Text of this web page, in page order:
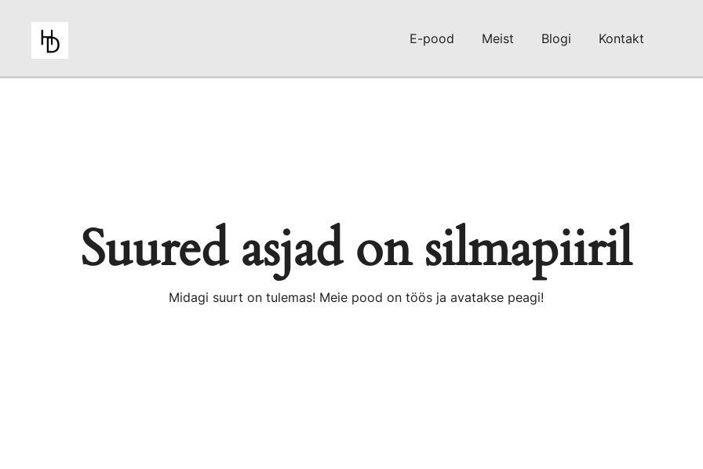
content
HiiuDesign
E-pood Meist Blogi Kontakt
Suured asjad on silmapiiril
Midagi suurt on tulemas! Meie pood on töös ja avatakse peagi!